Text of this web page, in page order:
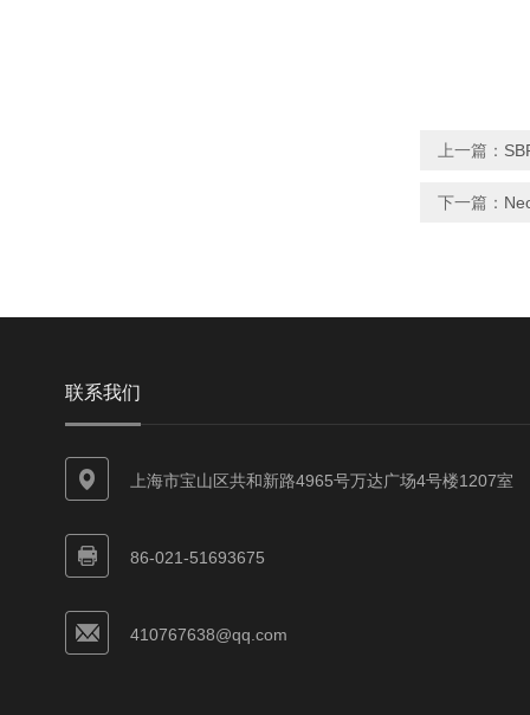
上一篇：
下一篇：
联系我们
上海市宝山区共和新路4965号万达广场4号楼1207室
86-021-51693675
410767638@qq.com